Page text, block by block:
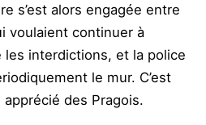
s’est alors engagée entre
voulaient continuer à
les interdictions, et la police
le mur. C’est
des Pragois.